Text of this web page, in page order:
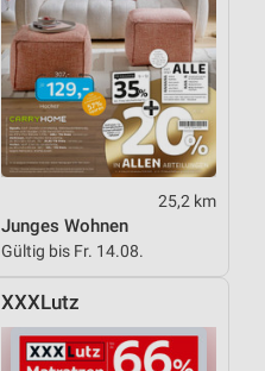
25,2 km
Junges Wohnen
Gültig bis Fr. 14.08.
XXXLutz